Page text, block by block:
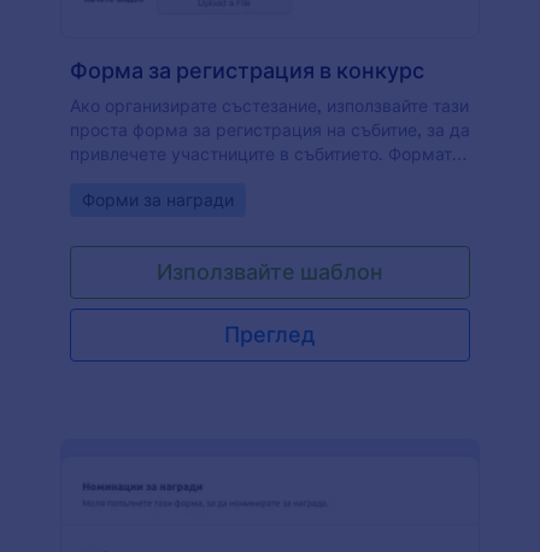
Форма за регистрация в конкурс
Ако организирате състезание, използвайте тази
проста форма за регистрация на събитие, за да
привлечете участниците в събитието. Формата
на нуждите на всяко състезание.
Go to Category:
Форми за награди
Използвайте шаблон
Преглед